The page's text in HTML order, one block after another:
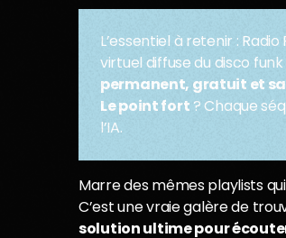
L’essentiel à retenir :
virtuel diffuse du disco funk
permanent, gratuit et
Le point fort ? Chaque
l’IA.
Marre des mêmes playlists
C’est une vraie galère de
solution ultime pour